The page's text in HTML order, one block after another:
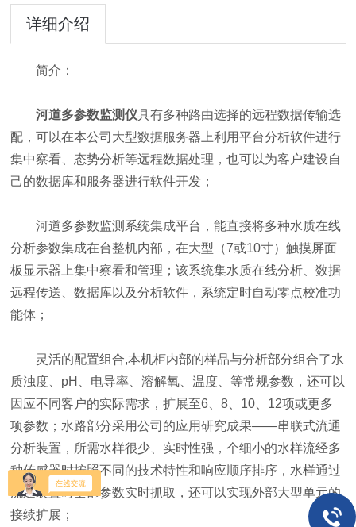
详细介绍
简介：
河道多参数监测仪具有多种路由选择的远程数据传输选
配，可以在本公司大型数据服务器上利用平台分析软件进行
集中察看、态势分析等远程数据处理，也可以为客户建设自
己的数据库和服务器进行软件开发；
河道多参数监测系统集成平台，能直接将多种水质在线
分析参数集成在台整机内部，在大型（7或10寸）触摸屏面
板显示器上集中察看和管理；该系统集水质在线分析、数据
远程传送、数据库以及分析软件，系统定时自动零点校准功
能体；
灵活的配置组合,本机柜内部的样品与分析部分组合了水
质浊度、pH、电导率、溶解氧、温度、等常规参数，还可以
因应不同客户的实际需求，扩展至6、8、10、12项或更多
项参数；水路部分采用公司的应用研究成果——串联式流通
分析装置，所需水样很少、实时性强，个细小的水样流经多
种传感器时按照不同的技术特性和响应顺序排序，水样通过
流通装置时全部参数实时抓取，还可以实现外部大型单元的
接续扩展；